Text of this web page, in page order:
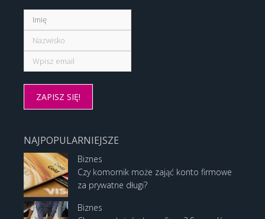
NAJPOPULARNIEJSZE
Biznes
Czy komornik może zająć konto firmowe
za prywatne długi?
Biznes